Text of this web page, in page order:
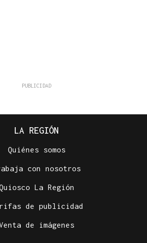
LA REGIÓN
Quiénes somos
con nosotros
La Región
de publicidad
de imágenes